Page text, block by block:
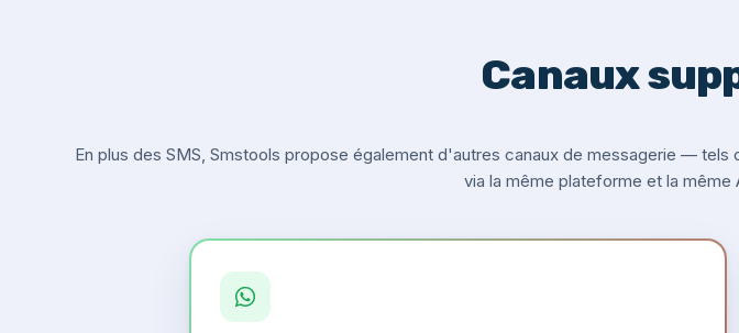
Canaux
En plus des SMS, Smstools propose également d'autres canaux de messagerie —
via la même plateforme et la même